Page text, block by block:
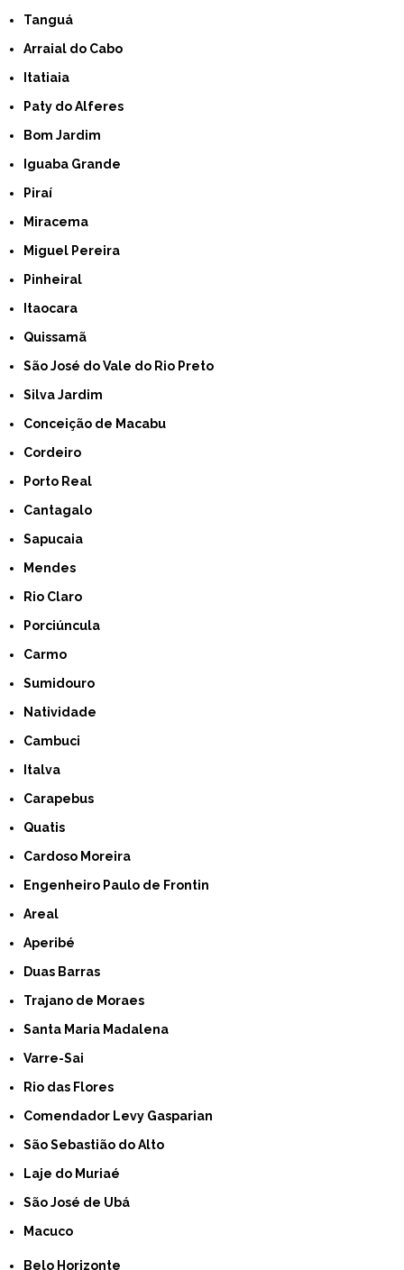
Tanguá
Arraial do Cabo
Itatiaia
Paty do Alferes
Bom Jardim
Iguaba Grande
Piraí
Miracema
Miguel Pereira
Pinheiral
Itaocara
Quissamã
São José do Vale do Rio Preto
Silva Jardim
Conceição de Macabu
Cordeiro
Porto Real
Cantagalo
Sapucaia
Mendes
Rio Claro
Porciúncula
Carmo
Sumidouro
Natividade
Cambuci
Italva
Carapebus
Quatis
Cardoso Moreira
Engenheiro Paulo de Frontin
Areal
Aperibé
Duas Barras
Trajano de Moraes
Santa Maria Madalena
Varre-Sai
Rio das Flores
Comendador Levy Gasparian
São Sebastião do Alto
Laje do Muriaé
São José de Ubá
Macuco
Belo Horizonte